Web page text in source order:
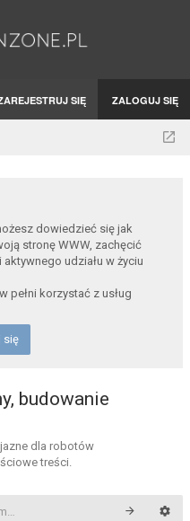
SIĘ ZALOGUJ SIĘ
dowiedzieć się jak
stronę WWW, zachęcić
udziału w życiu
pełni korzystać z usług
się
budowanie
dla robotów
treści.